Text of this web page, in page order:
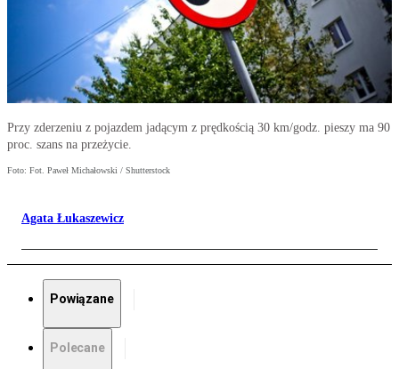
Przy zderzeniu z pojazdem jadącym z prędkością 30 km/godz. pieszy ma 90
proc. szans na przeżycie.
Foto: Fot. Paweł Michałowski / Shutterstock
Agata Łukaszewicz
Powiązane
Polecane